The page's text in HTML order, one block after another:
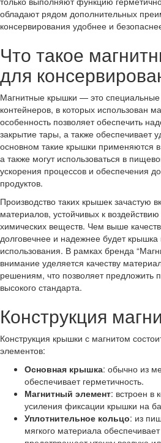
обладают рядом дополнительных
консервирования удобнее и
Что такое
для
Магнитные крышки — это
контейнеров, в которых использован
особенность позволяет обеспечить
закрытие тары, а также обеспечивает
основном такие крышки применяются
а также могут использоваться в
ускорения процессов и обеспечения
продуктов.
Производство таких крышек зачастую
материалов, устойчивых к
химических веществ. Чем выше
долговечнее и надежнее будет крышка
использования. В рамках бренда
внимание уделяется качеству
решениям, что позволяет предложить
высокого стандарта.
Конструкция
Конструкция крышки с магнитом
элементов:
Основная крышка: обычно из
обеспечивает герметичность.
Магнитный элемент: встроен в
усиления фиксации крышки на
Уплотнительное кольцо: из
мягкого материала